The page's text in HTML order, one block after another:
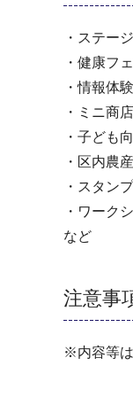
・ステージ
・健康フ
・情報体
・ミニ商
・子ども
・区内農
・スタン
・ワーク
など
注意事
※内容等